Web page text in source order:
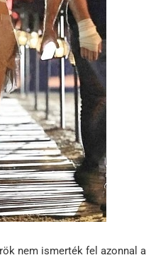
nem ismerték fel azonnal a